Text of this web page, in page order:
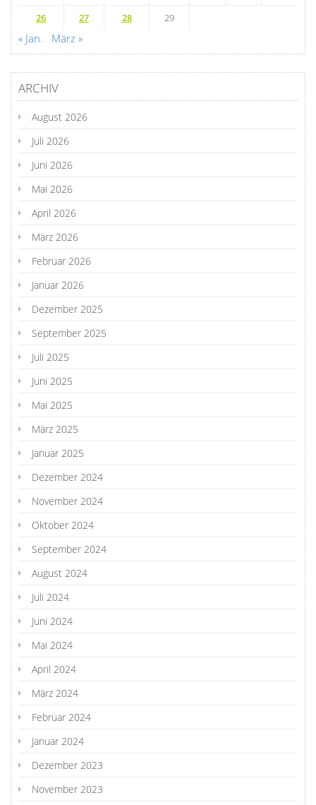
26 27 28 29
« Jan. März »
ARCHIV
August 2026
Juli 2026
Juni 2026
Mai 2026
April 2026
März 2026
Februar 2026
Januar 2026
Dezember 2025
September 2025
Juli 2025
Juni 2025
Mai 2025
März 2025
Januar 2025
Dezember 2024
November 2024
Oktober 2024
September 2024
August 2024
Juli 2024
Juni 2024
Mai 2024
April 2024
März 2024
Februar 2024
Januar 2024
Dezember 2023
November 2023